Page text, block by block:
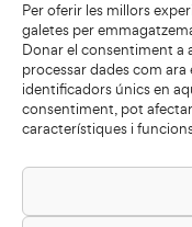
Per oferir les millors
galetes per
Donar el consentiment a
processar dades com
identificadors únics en
consentiment, pot
característiques i
Biblioteca